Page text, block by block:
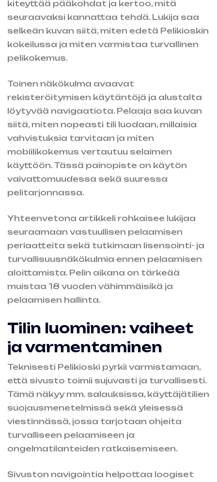
kiteyttää pääkohdat ja kertoo, mitä
seuraavaksi kannattaa tehdä. Lukija saa
selkeän kuvan siitä, miten edetä Pelikioskin
kokeilussa ja miten varmistaa turvallinen
pelikokemus.
Toinen näkökulma avaavat
rekisteröitymisen käytäntöjä ja alustalta
löytyvää navigaatiota. Pelaaja saa kuvan
siitä, miten nopeasti tili luodaan, millaisia
vahvistuksia tarvitaan ja miten
mobiilikokemus vertautuu selaimen
käyttöön. Tässä painopiste on käytön
vaivattomuudessa sekä suuressa
pelitarjonnassa.
Yhteenvetona artikkeli rohkaisee lukijaa
seuraamaan vastuullisen pelaamisen
periaatteita sekä tutkimaan lisensointi- ja
turvallisuusnäkökulmia ennen pelaamisen
aloittamista. Pelin aikana on tärkeää
muistaa 18 vuoden vähimmäisikä ja
pelaamisen hallinta.
Tilin luominen: vaiheet
ja varmentaminen
Teknisesti Pelikioski pyrkii varmistamaan,
että sivusto toimii sujuvasti ja turvallisesti.
Tämä näkyy mm. salauksissa, käyttäjätilien
suojausmenetelmissä sekä yleisessä
viestinnässä, jossa tarjotaan ohjeita
turvalliseen pelaamiseen ja
ongelmatilanteiden ratkaisemiseen.
Sivuston navigointia helpottaa loogiset